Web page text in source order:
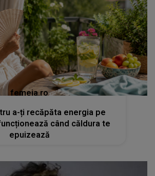
femeia.ro
a-ți recăpăta energia pe
când căldura te
epuizează